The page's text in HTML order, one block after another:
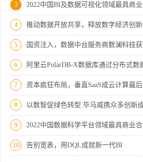
3 2022中国BI及数据可视化领域最具商业
4 推动数据开放共享，释放数字经济创新
5 国资注入，数据中台服务商数澜科技获
6 阿里云PolarDB-X数据库通过分布式数
7 资本疯狂布局，垂直SaaS成云计算最后
8 以数智促绿色转型 毕马威携众多创新成
9 2022中国数据科学平台领域最具商业合
10 告别宽表，用DQL成就新一代BI